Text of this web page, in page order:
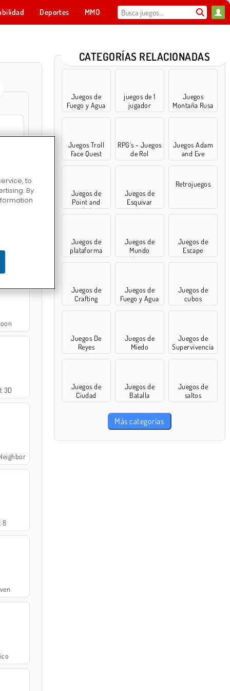
Deportes MMO
3D
8
CATEGORÍAS RELACIONADAS
Juegos de
Fuego y Agua
juegos de 1
jugador
Juegos
Montaña Rusa
Juegos Troll
Face Quest
RPG´s - Juegos
de Rol
Juegos Adam
and Eve
Juegos de
Point and
Click
Juegos de
Esquivar
Retrojuegos
Juegos de
plataforma
Juegos de
Mundo
Abierto
Juegos de
Escape
Juegos de
Crafting
Juegos de
Fuego y Agua
Juegos de
cubos
Juegos De
Reyes
Juegos de
Miedo
Juegos de
Supervivencia
Juegos de
Ciudad
Juegos de
Batalla
Juegos de
saltos
Más categorías
to
By